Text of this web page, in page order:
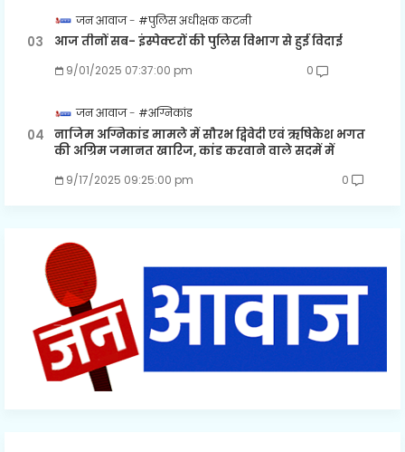
जन आवाज #पुलिस अधीक्षक कटनी
आज तीनों सब- इंस्पेक्टरों की पुलिस विभाग से हुई विदाई
9/01/2025 07:37:00 pm 0
जन आवाज #अग्निकांड
नाजिम अग्निकांड मामले में सौरभ द्विवेदी एवं ऋषिकेश भगत
की अग्रिम जमानत खारिज, कांड करवाने वाले सदमें में
9/17/2025 09:25:00 pm 0